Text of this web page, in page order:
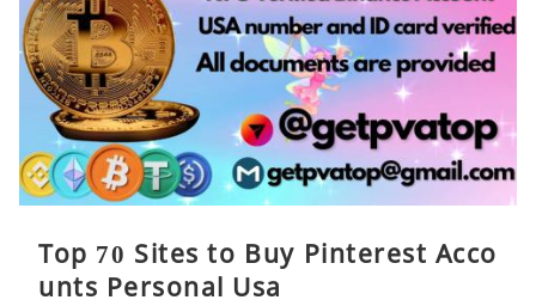
Top 70 Sites to Buy Pinterest Acco
unts Personal Usa